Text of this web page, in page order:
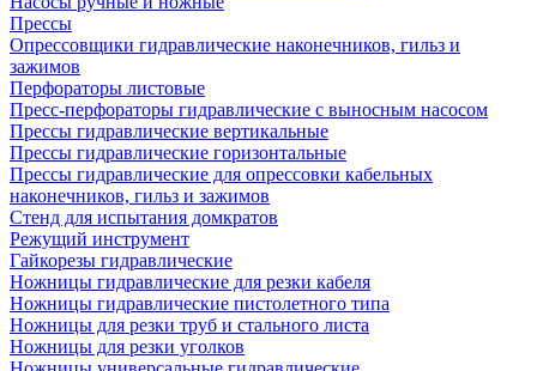
Прессы
Опрессовщики гидравлические наконечников, гильз и
зажимов
Перфораторы листовые
Пресс-перфораторы гидравлические с выносным насосом
Прессы гидравлические вертикальные
Прессы гидравлические горизонтальные
Прессы гидравлические для опрессовки кабельных
наконечников, гильз и зажимов
Стенд для испытания домкратов
Режущий инструмент
Гайкорезы гидравлические
Ножницы гидравлические для резки кабеля
Ножницы гидравлические пистолетного типа
Ножницы для резки труб и стального листа
Ножницы для резки уголков